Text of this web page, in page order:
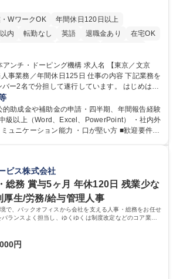
WワークOK
年間休日120日以上
内
転勤なし 英語 退職金あり
在宅OK
ーピング機構 求人名 【東京／文京
間休日125日 仕事の内容 下記業務を
ー2名で分担して遂行しています。 はじめは担
ただき、ゆくゆくはリーダーやマネージャーポ
期待しています。 【総務・人事グルー
度関連 ・採用活動 ・教育研修の企画、実行 ・勤
出 ・法定の会議運営（評議員会、理事会） ・
員からの問合せ、相談対応 ・その他日常の総務
的助成金や補助金の申請・四半期、年間報告経験
級以上（Word、Excel、PowerPoint） ・社内外
ケーション能力 ・口が堅い方 ■歓迎要件
ビス株式会社
総務 賞与5ヶ月 年休120日 残業少な
厚生/労務/給与管理人事
で、バックオフィスから会社を支える人事・総務をお任せ
ランスよく担当し、ゆくゆくは制度改定などのコア業務
環境です。
円